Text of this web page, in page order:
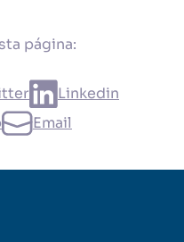
página:
Linkedin
Email